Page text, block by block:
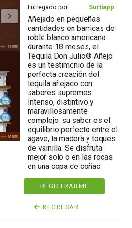
Entregado por: Surtiapp
Añejado en pequeñas
cantidades en barricas de
roble blanco americano
durante 18 meses, el
Tequila Don Julio® Añejo
es un testimonio de la
perfecta creación del
tequila añejado con
sabores supremos.
Intenso, distintivo y
maravillosamente
complejo, su sabor es el
equilibrio perfecto entre el
agave, la madera y toques
de vainilla. Se disfruta
mejor solo o en las rocas
en una copa de coñac.
REGISTRARME
REGRESAR